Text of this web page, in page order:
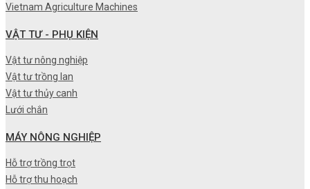
Vietnam Agriculture Machines
VẬT TƯ - PHỤ KIỆN
Vật tư nông nghiệp
Vật tư trồng lan
Vật tư thủy canh
Lưới chắn
MÁY NÔNG NGHIỆP
Hỗ trợ trồng trọt
Hỗ trợ thu hoạch